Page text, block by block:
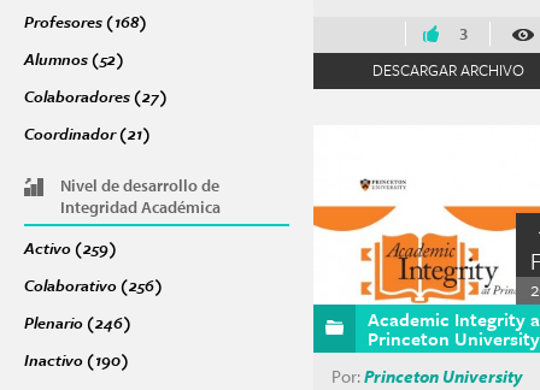
Profesores (168)
Alumnos (52)
Colaboradores (27) Apply Colaboradores filter
Coordinador (21)
Nivel de desarrollo de
Integridad Académica
Activo (259)
Colaborativo (256)
Plenario (246)
Inactivo (190)
3
DESCARGAR ARCHIVO
Academic Integrity
Princeton University
Por:Princeton University